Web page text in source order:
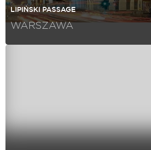
LIPIŃSKI PASSAGE
WARSZAWA